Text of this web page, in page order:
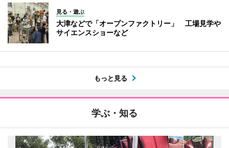
見る・遊ぶ
大津などで「オープンファクトリー」 工場見学や
サイエンスショーなど
もっと見る
学ぶ・知る